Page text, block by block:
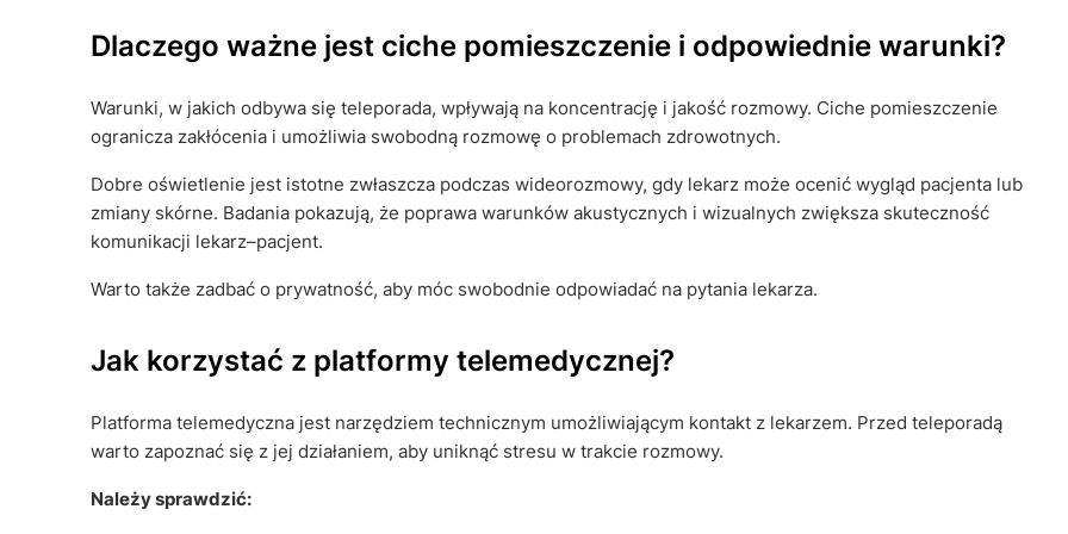
Dlaczego ważne jest ciche pomieszczenie i odpowiednie warunki?
Warunki, w jakich odbywa się teleporada, wpływają na koncentrację i jakość rozmowy. Ciche pomieszczenie
ogranicza zakłócenia i umożliwia swobodną rozmowę o problemach zdrowotnych.
Dobre oświetlenie jest istotne zwłaszcza podczas wideorozmowy, gdy lekarz może ocenić wygląd pacjenta lub
zmiany skórne. Badania pokazują, że poprawa warunków akustycznych i wizualnych zwiększa skuteczność
komunikacji lekarz–pacjent.
Warto także zadbać o prywatność, aby móc swobodnie odpowiadać na pytania lekarza.
Jak korzystać z platformy telemedycznej?
Platforma telemedyczna jest narzędziem technicznym umożliwiającym kontakt z lekarzem. Przed teleporadą
warto zapoznać się z jej działaniem, aby uniknąć stresu w trakcie rozmowy.
Należy sprawdzić: